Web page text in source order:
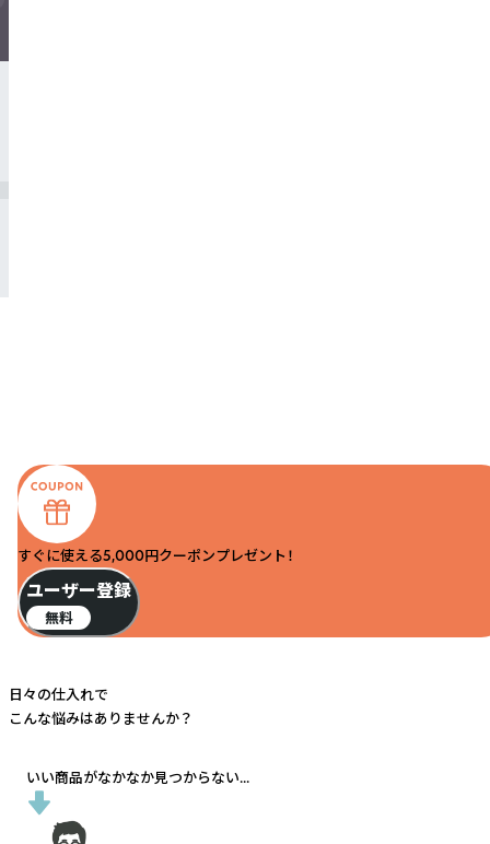
すぐに使える5,000円クーポンプレゼント！
ユーザー登録
無料
日々の仕入れで
こんな悩みはありませんか？
いい商品がなかなか見つからない...